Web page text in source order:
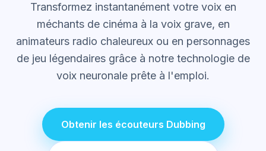
Transformez instantanément votre voix en
méchants de cinéma à la voix grave, en
animateurs radio chaleureux ou en personnages
de jeu légendaires grâce à notre technologie de
voix neuronale prête à l'emploi.
Obtenir les écouteurs Dubbing